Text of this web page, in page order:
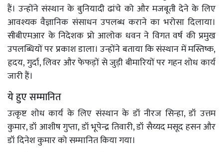
हैं। उन्होंने संस्थान के बुनियादी ढांचे को और मजबूती देने के लिए
आवश्यक वैज्ञानिक संसाधन उपलब्ध कराने का भरोसा दिलाया।
सीबीएमआर के निदेशक प्रो आलोक धवन ने विगत वर्ष की प्रमुख
उपलब्धियों पर प्रकाश डाला। उन्होंने बताया कि संस्थान में मस्तिष्क,
हृदय, गुर्दा, लिवर और फेफड़ों से जुड़ी बीमारियों पर गहन शोध कार्य
जारी हैं।
ये हुए सम्मानित
उत्कृष्ट शोध कार्य के लिए संस्थान के डॉ नीरज सिन्हा, डॉ उत्तम
कुमार, डॉ आशीष गुप्ता, डॉ भूपेन्द्र तिवारी, डॉ सैय्यद मसूद हसन और
डॉ दिनेश कुमार को सम्मानित किया गया।